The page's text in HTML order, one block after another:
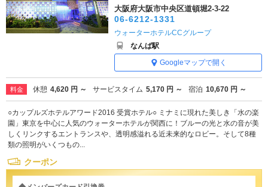
大阪府大阪市中央区道頓堀2-3-22
06-6212-1331
ウォーターホテルCCグループ
なんば駅
Googleマップで開く
料金 休憩 4,620 円 ～ サービスタイム 5,170 円 ～ 宿泊 10,670 円 ～
○カップルズホテルアワード2016 受賞ホテル○ ミナミに現れた美しき「水の楽
園」東京を中心に人気のウォーターホテルが関西に！ブルーの光と水の音が美
しくリンクするエントランスや、透明感溢れる近未来的なロビー。そして8種
類の照明がいくつもの...
クーポン